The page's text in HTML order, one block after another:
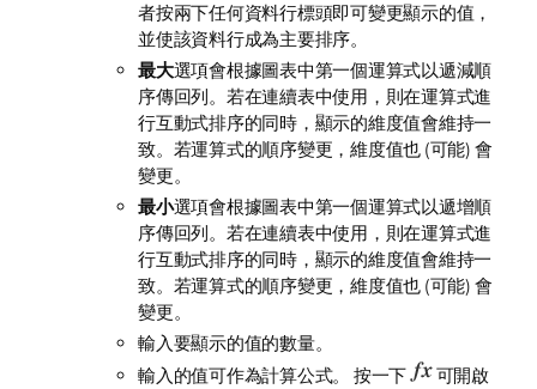
者按兩下任何資料行標頭即可變更顯示的值，
並使該資料行成為主要排序。
最大選項會根據圖表中第一個運算式以遞減順
序傳回列。若在連續表中使用，則在運算式進
行互動式排序的同時，顯示的維度值會維持一
致。若運算式的順序變更，維度值也 (可能) 會
變更。
最小選項會根據圖表中第一個運算式以遞增順
序傳回列。若在連續表中使用，則在運算式進
行互動式排序的同時，顯示的維度值會維持一
致。若運算式的順序變更，維度值也 (可能) 會
變更。
輸入要顯示的值的數量。
輸入的值可作為計算公式。 按一下
可開啟